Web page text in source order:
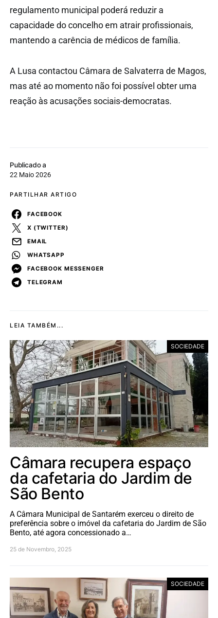
Publicado a
22 Maio 2026
PARTILHAR ARTIGO
FACEBOOK
X (TWITTER)
EMAIL
WHATSAPP
FACEBOOK MESSENGER
TELEGRAM
regulamento municipal poderá reduzir a
capacidade do concelho em atrair profissionais,
mantendo a carência de médicos de família.
A Lusa contactou Câmara de Salvaterra de Magos,
mas até ao momento não foi possível obter uma
reação às acusações sociais-democratas.
LEIA TAMBÉM...
SOCIEDADE
Câmara recupera espaço
da cafetaria do Jardim de
São Bento
A Câmara Municipal de Santarém exerceu o direito de
preferência sobre o imóvel da cafetaria do Jardim de São
Bento, até agora concessionado a…
25 de Novembro, 2025
SOCIEDADE